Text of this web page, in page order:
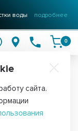
воды подробнее
0
сайта.